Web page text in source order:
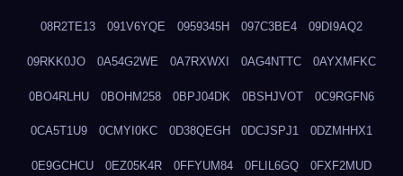
08R2TE13 091V6YQE 0959345H 097C3BE4 09DI9AQ2
09RKK0JO 0A54G2WE 0A7RXWXI 0AG4NTTC 0AYXMFKC
0BO4RLHU 0BOHM258 0BPJ04DK 0BSHJVOT 0C9RGFN6
0CA5T1U9 0CMYI0KC 0D38QEGH 0DCJSPJ1 0DZMHHX1
0E9GCHCU 0EZ05K4R 0FFYUM84 0FLIL6GQ 0FXF2MUD